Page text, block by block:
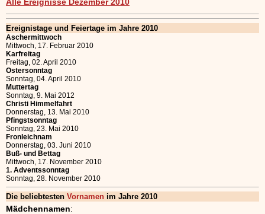
Ereignistage und Feiertage im Jahre 2010
Aschermittwoch
Mittwoch, 17. Februar 2010
Karfreitag
Freitag, 02. April 2010
Ostersonntag
Sonntag, 04. April 2010
Muttertag
Sonntag, 9. Mai 2012
Christi Himmelfahrt
Donnerstag, 13. Mai 2010
Pfingstsonntag
Sonntag, 23. Mai 2010
Fronleichnam
Donnerstag, 03. Juni 2010
Buß- und Bettag
Mittwoch, 17. November 2010
1. Adventssonntag
Sonntag, 28. November 2010
Die beliebtesten Vornamen im Jahre 2010
Mädchennamen: